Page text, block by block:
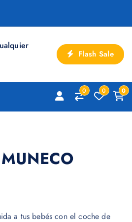
Flash Sale
0 0 0
a tus bebés con el coche de